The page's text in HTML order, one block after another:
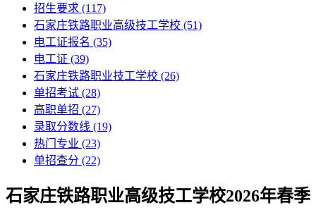
招生要求 (117)
石家庄铁路职业高级技工学校​ (51)
电工证报名 (35)
电工证 (39)
石家庄铁路职业技工学校 (26)
单招考试 (28)
高职单招 (27)
录取分数线 (19)
热门专业 (23)
单招查分 (22)
石家庄铁路职业高级技工学校2026年春季